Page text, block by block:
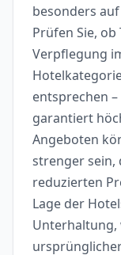
besonders
Prüfen Sie, ob
Verpflegung
entsprechen
garantiert
Angeboten
strenger sein,
reduzierten
Lage der
Unterhaltung,